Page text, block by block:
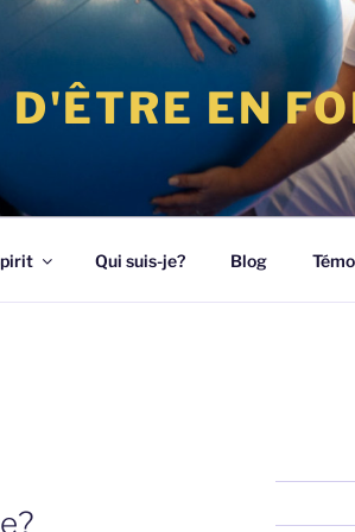
EN
Qui suis-je? Blog